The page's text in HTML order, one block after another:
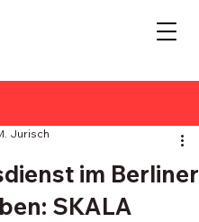
im Berliner
SKALA
Jurisch